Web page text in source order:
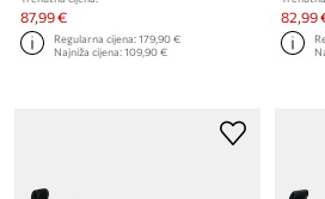
87,99 €
Regularna cijena:179,90 €
Najniža cijena:109,90 €
82,99